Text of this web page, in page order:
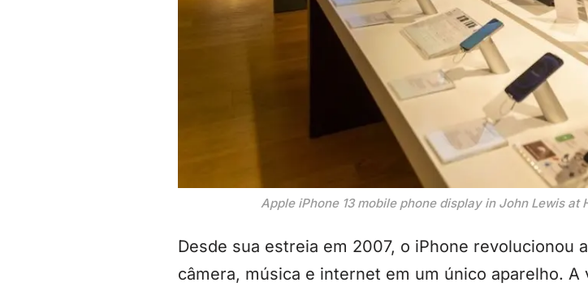
Apple iPhone 13 mobile phone display in John Lewis at
Desde sua estreia em 2007, o iPhone revolucionou
câmera, música e internet em um único aparelho.